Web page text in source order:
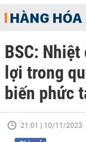
HÀNG HÓA
BSC:
lợi trong
biến phức
21:01 | 10/11/2023